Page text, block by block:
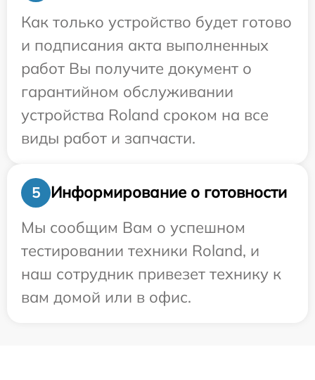
Как только устройство будет готово
и подписания акта выполненных
работ Вы получите документ о
гарантийном обслуживании
устройства Roland сроком на все
виды работ и запчасти.
5
Информирование о готовности
Мы сообщим Вам о успешном
тестировании техники Roland, и
наш сотрудник привезет технику к
вам домой или в офис.